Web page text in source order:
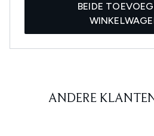
BEIDE
ANDERE